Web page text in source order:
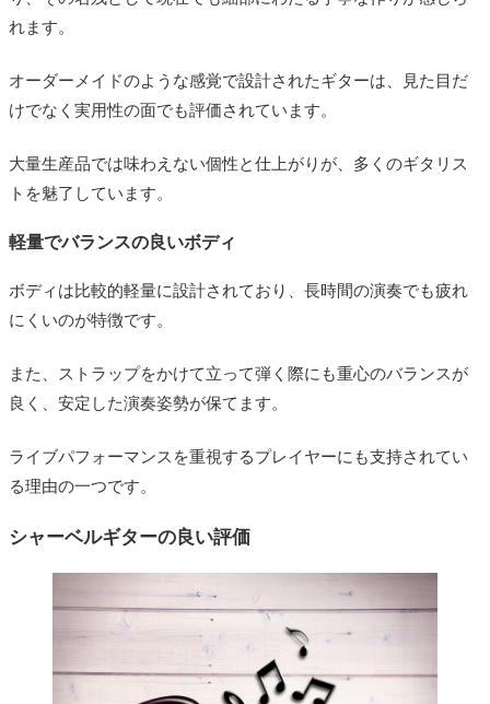
れます。
オーダーメイドのような感覚で設計されたギターは、見た目だ
けでなく実用性の面でも評価されています。
大量生産品では味わえない個性と仕上がりが、多くのギタリス
トを魅了しています。
軽量でバランスの良いボディ
ボディは比較的軽量に設計されており、長時間の演奏でも疲れ
にくいのが特徴です。
また、ストラップをかけて立って弾く際にも重心のバランスが
良く、安定した演奏姿勢が保てます。
ライブパフォーマンスを重視するプレイヤーにも支持されてい
る理由の一つです。
シャーベルギターの良い評価